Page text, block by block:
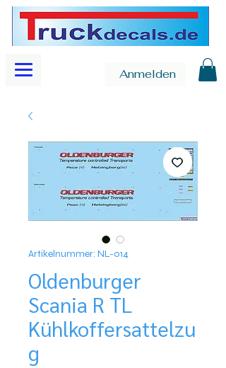
Anmelden
Artikelnummer: NL-014
Oldenburger
Scania R TL
Kühlkoffersattelzu
g